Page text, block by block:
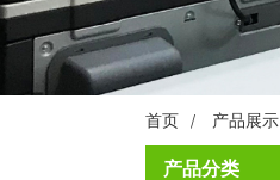
首页 产品展示
产品分类